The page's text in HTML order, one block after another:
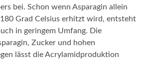
bei. Schon wenn Asparagin allein
Grad Celsius erhitzt wird, entsteht
in geringem Umfang. Die
Zucker und hohen
lässt die Acrylamidproduktion